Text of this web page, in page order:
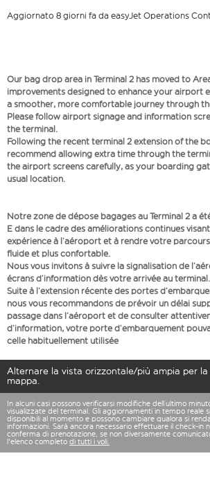
Aggiornato 8 giorni fa da easyJet Operations
Our bag drop area in Terminal 2 has moved to
improvements designed to enhance your airport
a smoother, more comfortable journey through
Please follow airport signage and information
the terminal.
Following the recent terminal 2 extension of the
recommend allowing extra time through the
the airport screens carefully, as your boarding
usual location.
Notre zone de dépose bagages au Terminal 2 a
E dans le cadre des améliorations continues
expérience à l’aéroport et à rendre votre
fluide et plus confortable.
Nous vous invitons à suivre la signalisation de
écrans d’information dès votre arrivée au terminal.
Suite à l’extension récente des portes
nous vous recommandons de prévoir un délai
passage dans l’aéroport et de consulter
d’information, votre porte d’embarquement
celle habituellement utilisée
Alternare la vista orizzontale/più ampia per la
mappa.
In alcuni casi possono verificarsi modifiche dell’ultimo
visualizzate del terminal. Gli aggiornamenti in tempo reale
disponibili al momento e possono cambiare qualora si
informazioni. Sarà ancora necessario effettuare il check-in
conferma di prenotazione, se non diversamente
l'elenco completo di tutti i voli.